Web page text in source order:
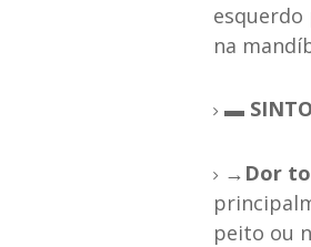
esquerdo
na
▬
→Dor
peito ou